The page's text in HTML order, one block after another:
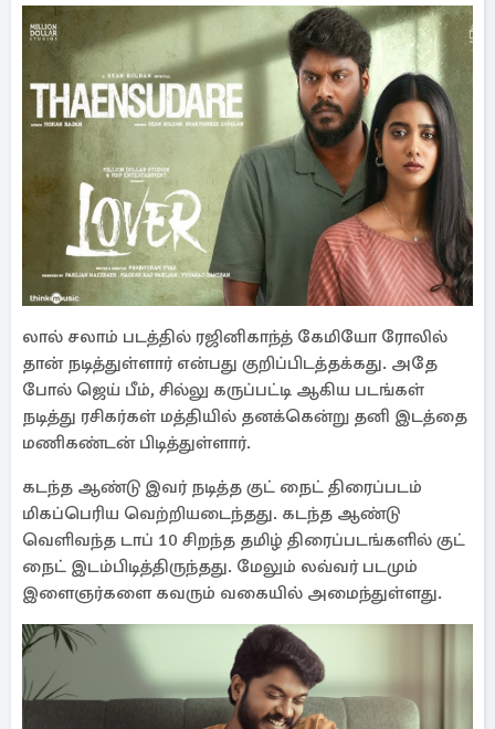
லால் சலாம் படத்தில் ரஜினிகாந்த் கேமியோ ரோலில்
தான் நடித்துள்ளார் என்பது குறிப்பிடத்தக்கது. அதே
போல் ஜெய் பீம், சில்லு கருப்பட்டி ஆகிய படங்கள்
நடித்து ரசிகர்கள் மத்தியில் தனக்கென்று தனி இடத்தை
மணிகண்டன் பிடித்துள்ளார்.
கடந்த ஆண்டு இவர் நடித்த குட் நைட் திரைப்படம்
மிகப்பெரிய வெற்றியடைந்தது. கடந்த ஆண்டு
வெளிவந்த டாப் 10 சிறந்த தமிழ் திரைப்படங்களில் குட்
நைட் இடம்பிடித்திருந்தது. மேலும் லவ்வர் படமும்
இளைஞர்களை கவரும் வகையில் அமைந்துள்ளது.